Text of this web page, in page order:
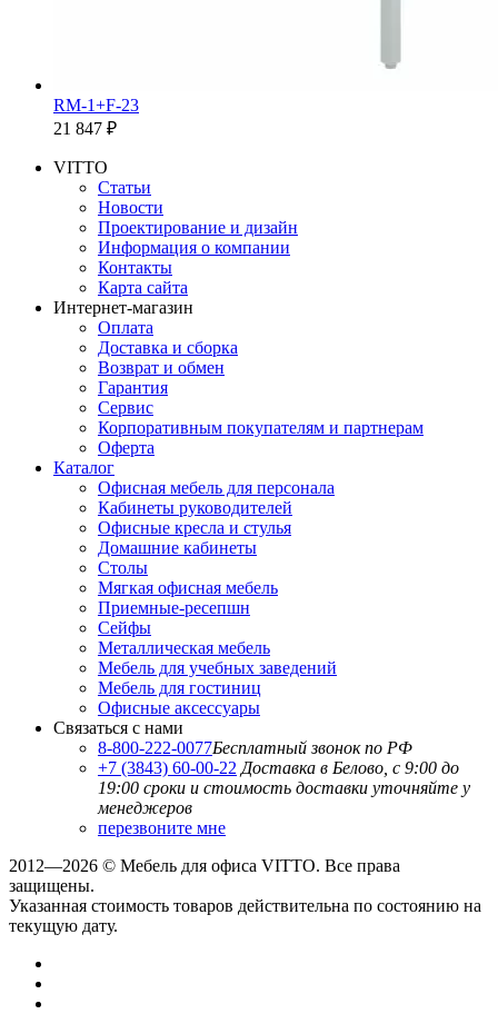
RM-1+F-23
21 847 ₽
VITTO
Статьи
Новости
Проектирование и дизайн
Информация о компании
Контакты
Карта сайта
Интернет-магазин
Оплата
Доставка и сборка
Возврат и обмен
Гарантия
Сервис
Корпоративным покупателям и партнерам
Оферта
Каталог
Офисная мебель для персонала
Кабинеты руководителей
Офисные кресла и стулья
Домашние кабинеты
Столы
Мягкая офисная мебель
Приемные-ресепшн
Сейфы
Металлическая мебель
Мебель для учебных заведений
Мебель для гостиниц
Офисные аксессуары
Связаться с нами
8-800-222-0077Бесплатный звонок по РФ
+7 (3843) 60-00-22 Доставка в Белово, с 9:00 до
19:00 сроки и стоимость доставки уточняйте у
менеджеров
перезвоните мне
2012—2026 © Мебель для офиса VITTO. Все права
защищены.
Указанная стоимость товаров действительна по состоянию на
текущую дату.